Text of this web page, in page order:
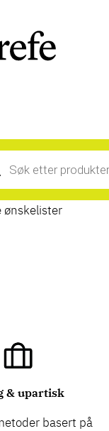
ønskelister
& upartisk
basert på